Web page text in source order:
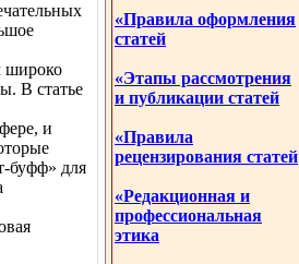
широко
В статье
и
буфф» для
«Правила оформления
статей
«Этапы рассмотрения
и публикации статей
«Правила
рецензирования статей
«Редакционная и
профессиональная
этика